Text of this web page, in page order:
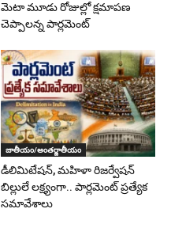
మెటా మూడు రోజుల్లో క్షమాపణ
చెప్పాలన్న పార్లమెంట్
జాతీయం/అంతర్జాతీయం
డీలిమిటేషన్, మహిళా రిజర్వేషన్
బిల్లులే లక్ష్యంగా.. పార్లమెంట్ ప్రత్యేక
సమావేశాలు